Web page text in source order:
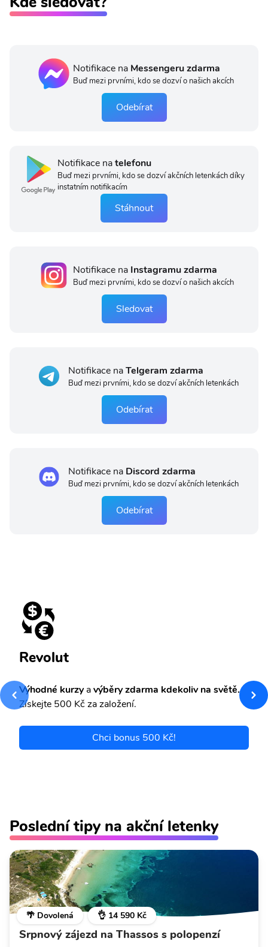
Notifikace na Messengeru zdarma
Buď mezi prvními, kdo se dozví o našich akcích
Odebírat
Notifikace natelefonu
Buď mezi prvními, kdo se dozví akčních letenkách díky
instatním notifikacím
Stáhnout
Notifikace na Instagramu zdarma
Buď mezi prvními, kdo se dozví o našich akcích
Sledovat
Notifikace naTelgeram zdarma
Buď mezi prvními, kdo se dozví akčních letenkách
Odebírat
Notifikace na Discord zdarma
Buď mezi prvními, kdo se dozví akčních letenkách
Odebírat
Revolut
Výhodné kurzyavýběry zdarma kdekoliv na světě.
Získejte 500 Kč za založení.
Chci bonus 500 Kč!
Poslední tipy na akční letenky
🌴 Dovolená 👌 14 590 Kč
Srpnový zájezd na Thassos s polopenzí